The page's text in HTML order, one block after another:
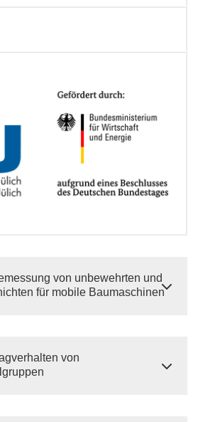
von unbewehrten und
für mobile Baumaschinen
von